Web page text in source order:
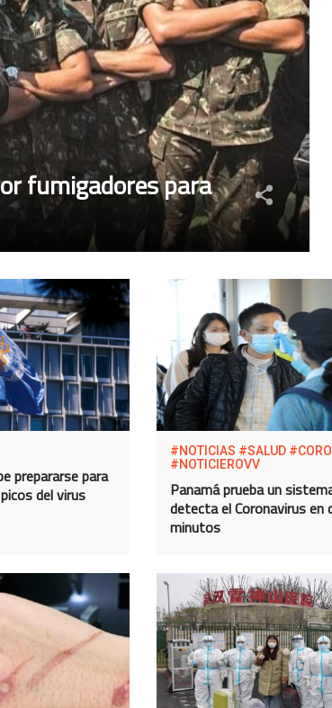
fumigadores para
prepararse para
del virus
#NOTICIAS #SALUD
#NOTICIEROVV
Panamá prueba un
detecta el Coronavirus en
minutos